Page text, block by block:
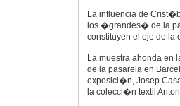
La influencia de
los �grandes� de la
constituyen el eje de la
La muestra ahonda
de la pasarela en
exposici�n, Josep
la colecci�n textil